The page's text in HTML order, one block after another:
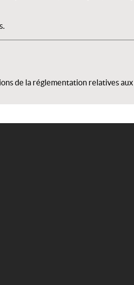
de la réglementation relatives